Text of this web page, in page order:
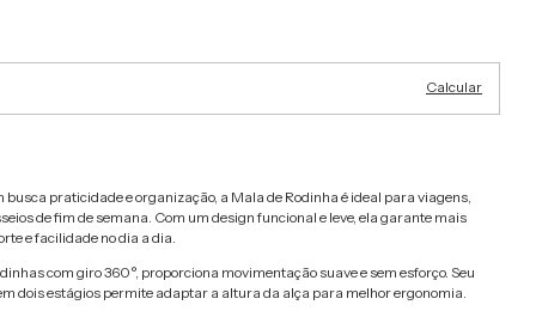
Calcular
busca praticidade e organização, a Mala de Rodinha é ideal para viagens,
de fim de semana. Com um design funcional e leve, ela garante mais
e facilidade no dia a dia.
com giro 360°, proporciona movimentação suave e sem esforço. Seu
dois estágios permite adaptar a altura da alça para melhor ergonomia.